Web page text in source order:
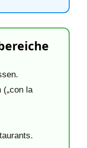
(„con la